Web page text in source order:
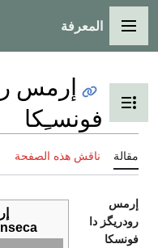
القائمة الرئيسية
المعرفة
تبديل عرض جدول
إرمس
فونسـِكا
مقالة ناقش هذه الصفحة
إرمس
رودريگز دا
فونسكا